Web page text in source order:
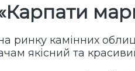
Карпати
ринку камінних
якісний та